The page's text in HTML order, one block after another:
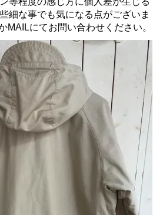
細な事でも気になる点がございま
MAILにてお問い合わせください。